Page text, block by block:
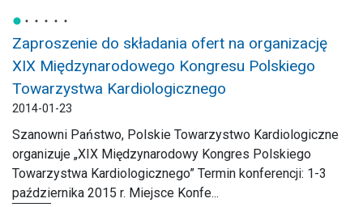
Zaproszenie do składania ofert na organizację
XIX Międzynarodowego Kongresu Polskiego
Towarzystwa Kardiologicznego
2014-01-23
Szanowni Państwo, Polskie Towarzystwo Kardiologiczne
organizuje „XIX Międzynarodowy Kongres Polskiego
Towarzystwa Kardiologicznego” Termin konferencji: 1-3
października 2015 r. Miejsce Konfe...